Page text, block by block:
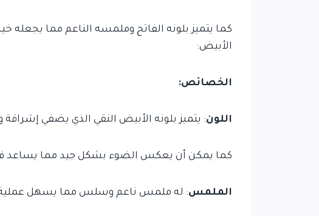
كما يتميز بلونه الفاتح وملمسه الناعم مما
الأبيض:
الخصائص:
اللون: يتميز بلونه الأبيض النقي الذي يضفي إشراقة
كما يمكن أن يعكس الضوء بشكل جيد مما يساعد
الملمس: له ملمس ناعم وسلس مما يسهل عملية